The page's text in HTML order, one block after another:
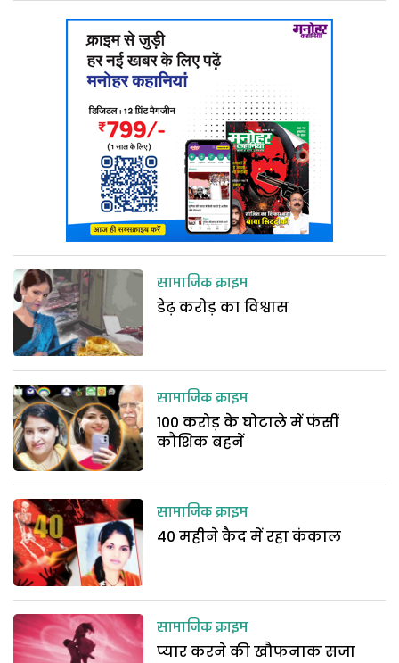
सामाजिक क्राइम
डेढ़ करोड़ का विश्वास
सामाजिक क्राइम
100 करोड़ के घोटाले में फंसीं
कौशिक बहनें
सामाजिक क्राइम
40 महीने कैद में रहा कंकाल
सामाजिक क्राइम
प्यार करने की खौफनाक सजा